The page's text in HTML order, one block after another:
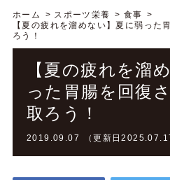
ホーム スポーツ栄養
食事
【夏の疲れを溜めない】夏に弱った
ろう！
【夏の疲れを溜
った胃腸を回復
取ろう！
2019.09.07 （更新日